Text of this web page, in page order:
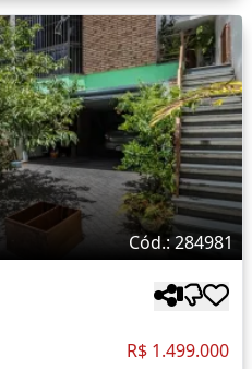
Cód.: 284981
R$ 1.499.000